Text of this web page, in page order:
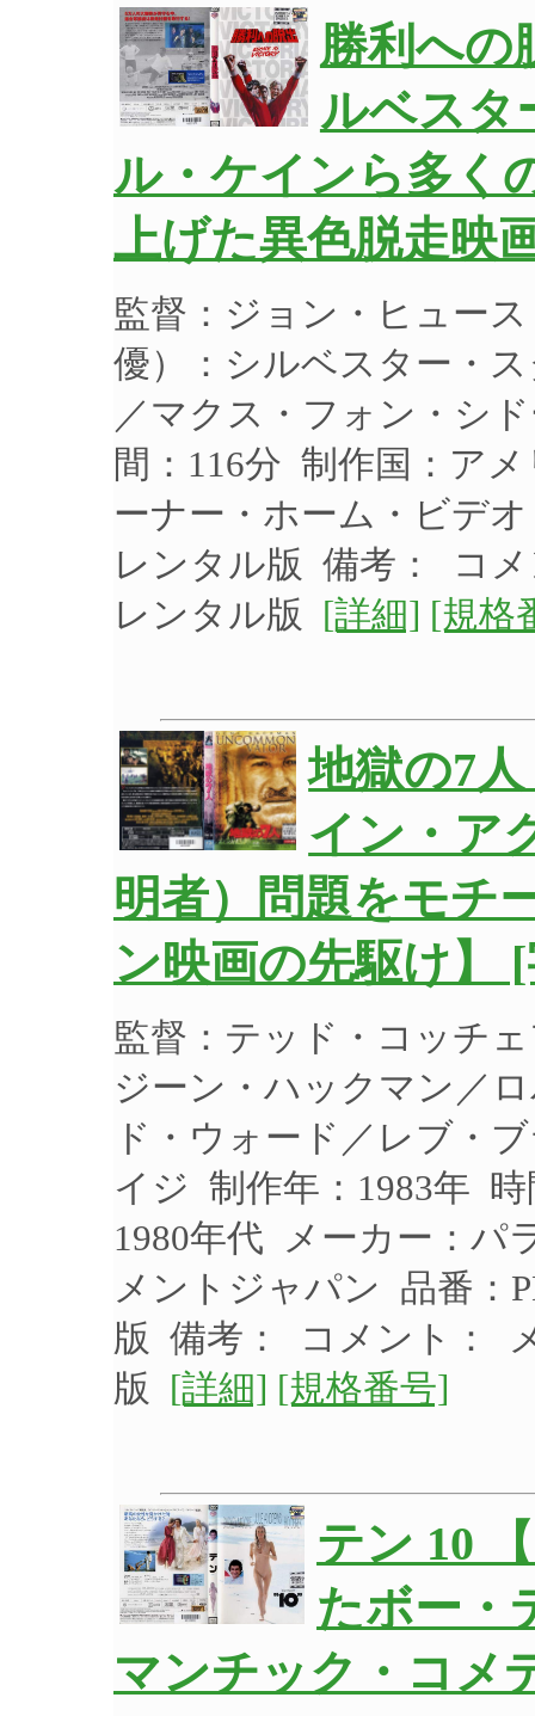
勝利への
ルベスタ
ル・ケインら多く
上げた異色脱走映
監督：ジョン・ヒュー
優）：シルベスター・
／マクス・フォン・シ
間：116分 制作国：ア
ーナー・ホーム・ビデ
レンタル版 備考： コ
レンタル版 [詳細] [規格
地獄の7
イン・ア
明者）問題をモチ
ン映画の先駆け】
監督：テッド・コッチ
ジーン・ハックマン／
ド・ウォード／レブ・
イジ 制作年：1983年
1980年代 メーカー：パ
メントジャパン 品番：
版 備考： コメント：
版 [詳細] [規格番号]
テン 10
たボー・
マンチック・コメ